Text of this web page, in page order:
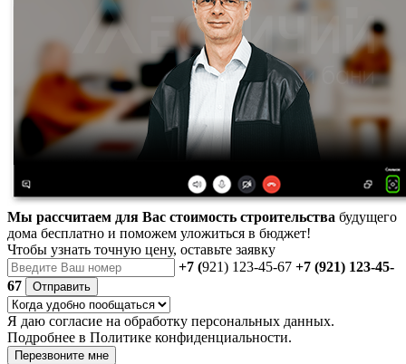
Мы рассчитаем для Вас стоимость строительства будущего
дома бесплатно и поможем уложиться в бюджет!
Чтобы узнать точную цену, оставьте заявку
+7 (921) 123-45-67 +7 (921) 123-45-
67
Отправить
Я даю согласие на обработку персональных данных.
Подробнее в Политике конфиденциальности.
Перезвоните мне